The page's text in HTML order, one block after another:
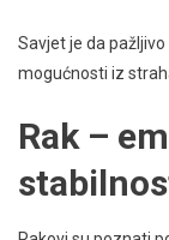
Savjet je da
mogućnosti iz
Rak –